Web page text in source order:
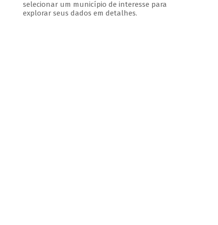
selecionar um município de interesse para
explorar seus dados em detalhes.